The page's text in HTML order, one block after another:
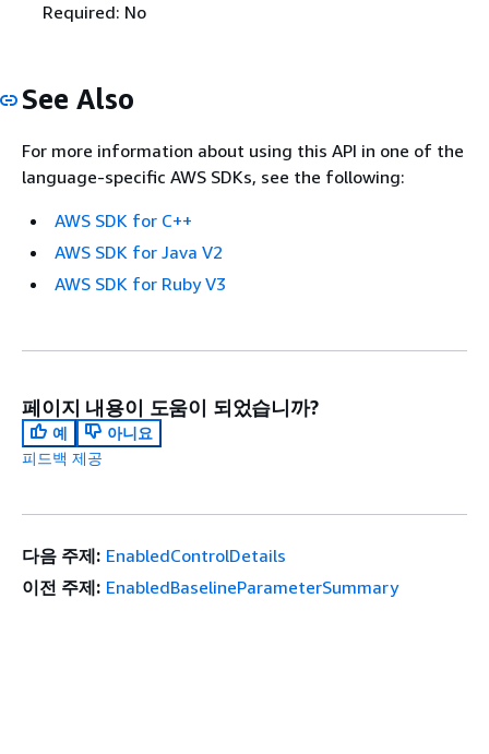
Required: No
See Also
For more information about using this API in one of the
language-specific AWS SDKs, see the following:
AWS SDK for C++
AWS SDK for Java V2
AWS SDK for Ruby V3
페이지 내용이 도움이 되었습니까?
예
아니요
피드백 제공
다음 주제: EnabledControlDetails
이전 주제: EnabledBaselineParameterSummary